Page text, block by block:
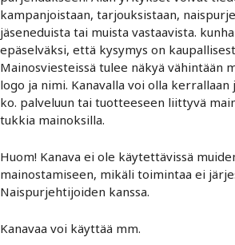
kampanjoistaan, tarjouksistaan,
jäseneduista tai muista vastaavista.
epäselväksi, että kysymys on
Mainosviesteissä tulee näkyä vähintään
logo ja nimi. Kanavalla voi olla kerrallaan
ko. palveluun tai tuotteeseen liittyvä
tukkia mainoksilla.
Huom! Kanava ei ole käytettävissä
mainostamiseen, mikäli toimintaa ei
Naispurjehtijoiden kanssa.
Kanavaa voi käyttää mm.